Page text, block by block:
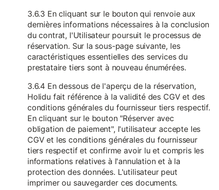
3.6.3 En cliquant sur le bouton qui renvoie aux
dernières informations nécessaires à la conclusion
du contrat, l'Utilisateur poursuit le processus de
réservation. Sur la sous-page suivante, les
caractéristiques essentielles des services du
prestataire tiers sont à nouveau énumérées.
3.6.4 En dessous de l'aperçu de la réservation,
Holidu fait référence à la validité des CGV et des
conditions générales du fournisseur tiers respectif.
En cliquant sur le bouton "Réserver avec
obligation de paiement", l'utilisateur accepte les
CGV et les conditions générales du fournisseur
tiers respectif et confirme avoir lu et compris les
informations relatives à l'annulation et à la
protection des données. L'utilisateur peut
imprimer ou sauvegarder ces documents.